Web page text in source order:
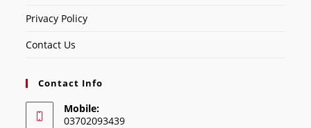
Privacy Policy
Contact Us
Contact Info
Mobile:
03702093439